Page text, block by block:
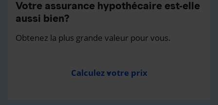
Votre assurance hypothécaire est-elle
aussi bien?
Obtenez la plus grande valeur pour vous.
Calculez votre prix